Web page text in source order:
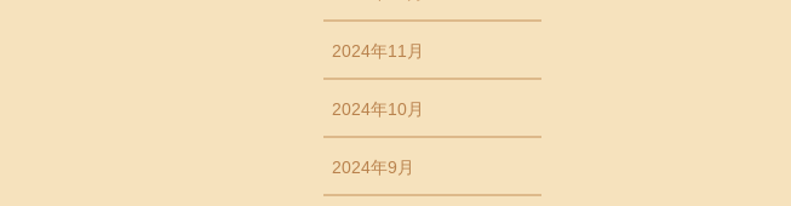
2024年11月
2024年10月
2024年9月